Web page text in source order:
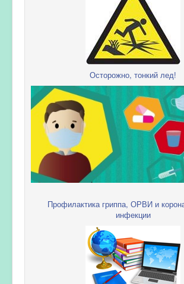
Осторожно, тонкий лед!
Профилактика гриппа, ОРВИ и
инфекции